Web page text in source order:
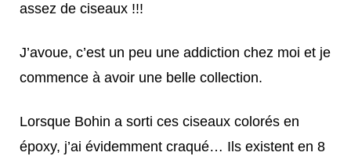
assez de ciseaux !!!
J’avoue, c’est un peu une addiction chez moi et je
commence à avoir une belle collection.
Lorsque Bohin a sorti ces ciseaux colorés en
époxy, j’ai évidemment craqué… Ils existent en 8